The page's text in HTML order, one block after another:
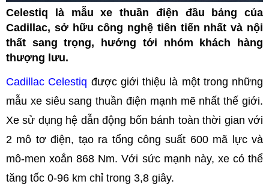
Celestiq là mẫu xe thuần điện đầu bảng của
Cadillac, sở hữu công nghệ tiên tiến nhất và nội
thất sang trọng, hướng tới nhóm khách hàng
thượng lưu.
Cadillac Celestiq được giới thiệu là một trong những
mẫu xe siêu sang thuần điện mạnh mẽ nhất thế giới.
Xe sử dụng hệ dẫn động bốn bánh toàn thời gian với
2 mô tơ điện, tạo ra tổng công suất 600 mã lực và
mô-men xoắn 868 Nm. Với sức mạnh này, xe có thể
tăng tốc 0-96 km chỉ trong 3,8 giây.